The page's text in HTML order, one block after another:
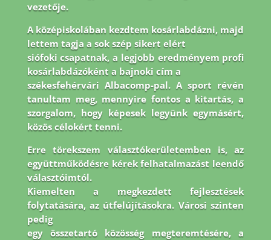
vezetője.
A középiskolában kezdtem kosárlabdázni, majd
lettem tagja a sok szép sikert elért
siófoki csapatnak, a legjobb eredményem profi
kosárlabdázóként a bajnoki cím a
székesfehérvári Albacomp-pal. A sport révén
tanultam meg, mennyire fontos a kitartás, a
szorgalom, hogy képesek legyünk egymásért,
közös célokért tenni.
Erre törekszem választókerületemben is, az
együttműködésre kérek felhatalmazást leendő
választóimtól.
Kiemelten a megkezdett fejlesztések
folytatására, az útfelújításokra. Városi szinten
pedig
egy összetartó közösség megteremtésére, a